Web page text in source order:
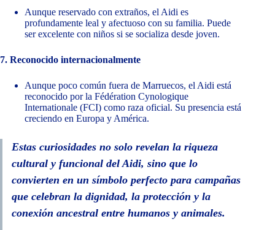
Aunque reservado con extraños, el Aidi es
profundamente leal y afectuoso con su familia. Puede
ser excelente con niños si se socializa desde joven.
7. Reconocido internacionalmente
Aunque poco común fuera de Marruecos, el Aidi está
reconocido por la Fédération Cynologique
Internationale (FCI) como raza oficial. Su presencia está
creciendo en Europa y América.
Estas curiosidades no solo revelan la riqueza
cultural y funcional del Aidi, sino que lo
convierten en un símbolo perfecto para campañas
que celebran la dignidad, la protección y la
conexión ancestral entre humanos y animales.